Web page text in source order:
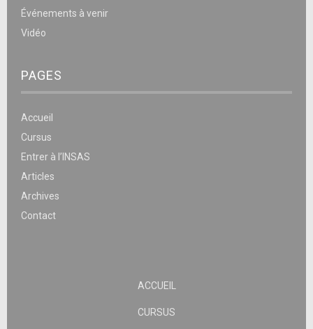
Événements à venir
Vidéo
PAGES
Accueil
Cursus
Entrer à l’INSAS
Articles
Archives
Contact
ACCUEIL
CURSUS